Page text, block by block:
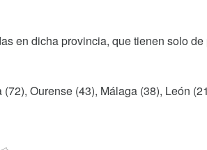
en dicha provincia, que tienen solo
Ourense (43), Málaga (38), León